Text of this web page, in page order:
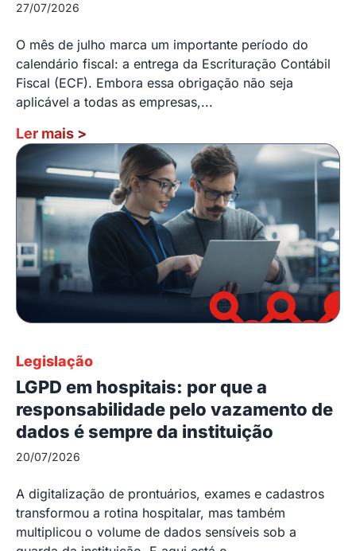
27/07/2026
O mês de julho marca um importante período do
calendário fiscal: a entrega da Escrituração Contábil
Fiscal (ECF). Embora essa obrigação não seja
aplicável a todas as empresas,...
Ler mais >
Legislação
LGPD em hospitais: por que a
responsabilidade pelo vazamento de
dados é sempre da instituição
20/07/2026
A digitalização de prontuários, exames e cadastros
transformou a rotina hospitalar, mas também
multiplicou o volume de dados sensíveis sob a